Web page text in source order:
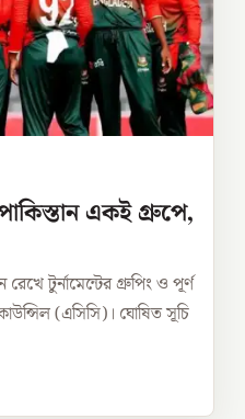
একই গ্রুপে,
টুর্নামেন্টের গ্রুপিং ও পূর্ণ
(এসিসি)। ঘোষিত সূচি